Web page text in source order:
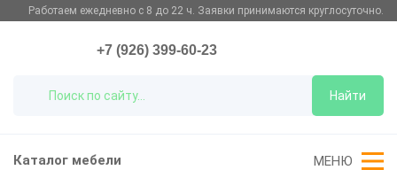
Работаем ежедневно с 8 до 22 ч. Заявки принимаются круглосуточно.
Найти
+7 (926) 399-60-23
Каталог мебели МЕНЮ